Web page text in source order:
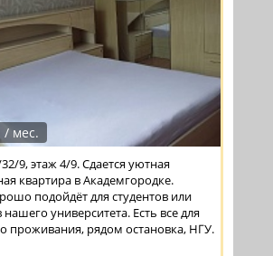
/ мес.
9, этаж 4/9. Сдается уютная
квартира в Академгородке.
подойдёт для студентов или
университета. Есть все для
проживания, рядом остановка, НГУ.